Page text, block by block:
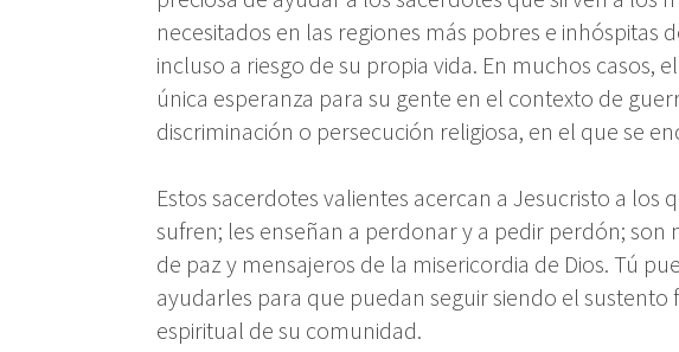
necesitados en las regiones más pobres e inhóspitas
incluso a riesgo de su propia vida. En muchos casos,
única esperanza para su gente en el contexto de
discriminación o persecución religiosa, en el que se
Estos sacerdotes valientes acercan a Jesucristo a los
sufren; les enseñan a perdonar y a pedir perdón; son
de paz y mensajeros de la misericordia de Dios. Tú
ayudarles para que puedan seguir siendo el sustento
espiritual de su comunidad.